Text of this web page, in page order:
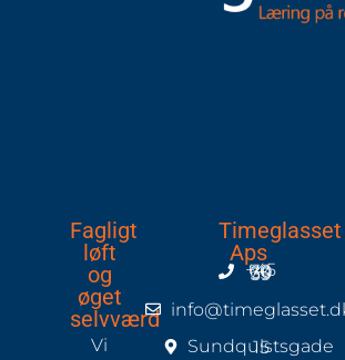
Fagligt
løft
og
øget
selvværd
Vi
Timeglasset
Aps
+45 70 60 33 39
Sundquistsgade 15